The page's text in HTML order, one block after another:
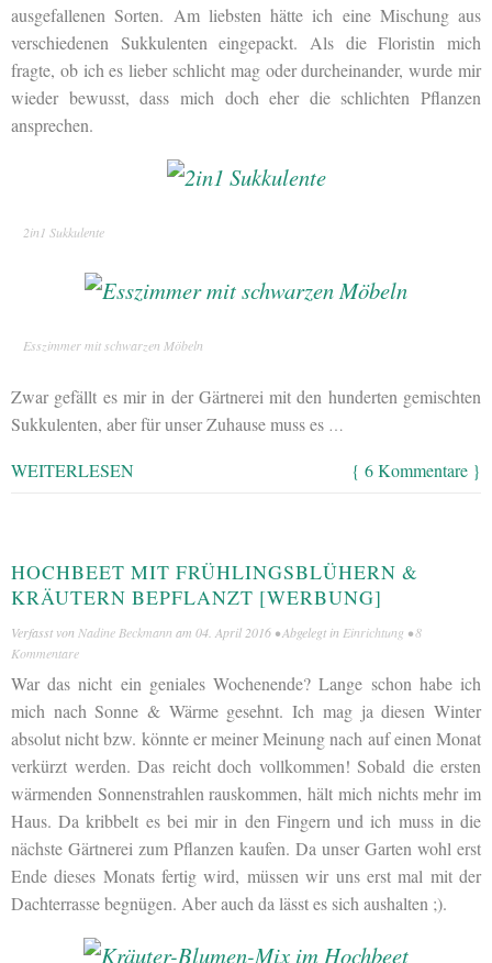
ausgefallenen Sorten. Am liebsten hätte ich eine Mischung aus
verschiedenen Sukkulenten eingepackt. Als die Floristin mich
fragte, ob ich es lieber schlicht mag oder durcheinander, wurde mir
wieder bewusst, dass mich doch eher die schlichten Pflanzen
ansprechen.
2in1 Sukkulente
Esszimmer mit schwarzen Möbeln
Zwar gefällt es mir in der Gärtnerei mit den hunderten gemischten
Sukkulenten, aber für unser Zuhause muss es …
WEITERLESEN { 6 Kommentare }
HOCHBEET MIT FRÜHLINGSBLÜHERN &
KRÄUTERN BEPFLANZT [WERBUNG]
Verfasst von Nadine Beckmann am 04. April 2016 • Abgelegt in Einrichtung •8
Kommentare
War das nicht ein geniales Wochenende? Lange schon habe ich
mich nach Sonne & Wärme gesehnt. Ich mag ja diesen Winter
absolut nicht bzw. könnte er meiner Meinung nach auf einen Monat
verkürzt werden. Das reicht doch vollkommen! Sobald die ersten
wärmenden Sonnenstrahlen rauskommen, hält mich nichts mehr im
Haus. Da kribbelt es bei mir in den Fingern und ich muss in die
nächste Gärtnerei zum Pflanzen kaufen. Da unser Garten wohl erst
Ende dieses Monats fertig wird, müssen wir uns erst mal mit der
Dachterrasse begnügen. Aber auch da lässt es sich aushalten ;).